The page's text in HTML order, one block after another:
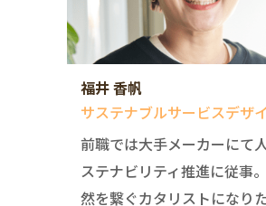
福井 香帆
サステナブルサービスデザ
前職では大手メーカーにて
ステナビリティ推進に従事
然を繋ぐカタリストになりた